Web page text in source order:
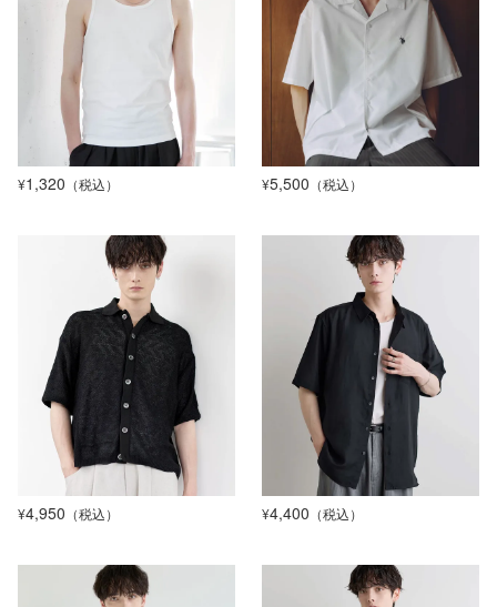
¥1,320 （税込） ¥5,500 （税込）
¥4,950 （税込） ¥4,400 （税込）